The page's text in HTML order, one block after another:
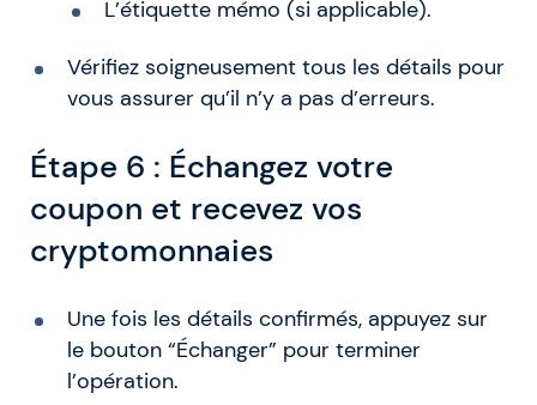
L’étiquette mémo (si applicable).
Vérifiez soigneusement tous les détails pour
vous assurer qu’il n’y a pas d’erreurs.
Étape 6 : Échangez votre
coupon et recevez vos
cryptomonnaies
Une fois les détails confirmés, appuyez sur
le bouton “Échanger” pour terminer
l’opération.